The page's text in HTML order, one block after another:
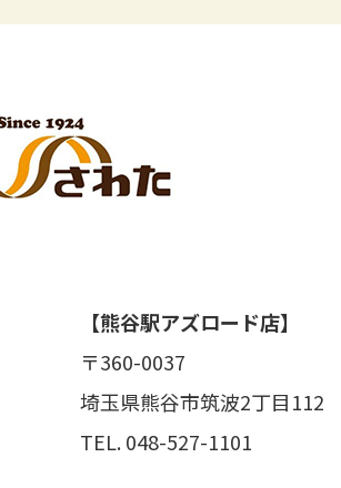
【熊谷駅アズロード店】
〒360-0037
埼玉県熊谷市筑波2丁目112
TEL.048-527-1101